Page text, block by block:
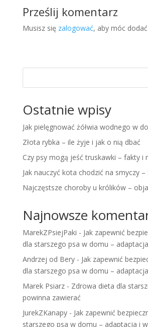
Prześlij komentarz
Musisz się zalogować, aby móc
Ostatnie wpisy
Jak pielęgnować żółwia wodnego w
Złota rybka – ile żyje i jak o nią dbać
Czy psy mogą jeść truskawki – fakty i
Jak nauczyć kota chodzić na smyczy
Najczęstsze choroby u królików –
Najnowsze
MarekZPsiejPaki - Jak zapewnić
dla starszego psa w domu –
Andrzej od Bery- Jak zapewnić
dla starszego psa w domu –
Marek Psiarz- Zdrowa dieta dla
powinna zawierać
JurekZKanapy- Jak zapewnić
starszego psa w domu – adaptacja i